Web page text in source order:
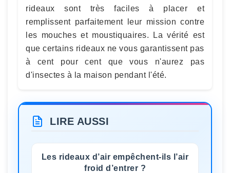
rideaux sont très faciles à placer et
remplissent parfaitement leur mission contre
les mouches et moustiquaires. La vérité est
que certains rideaux ne vous garantissent pas
à cent pour cent que vous n'aurez pas
d'insectes à la maison pendant l'été.
LIRE AUSSI
Les rideaux d’air empêchent-ils l’air
froid d’entrer ?